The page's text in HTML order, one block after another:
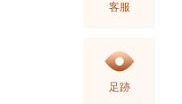
客服
足跡